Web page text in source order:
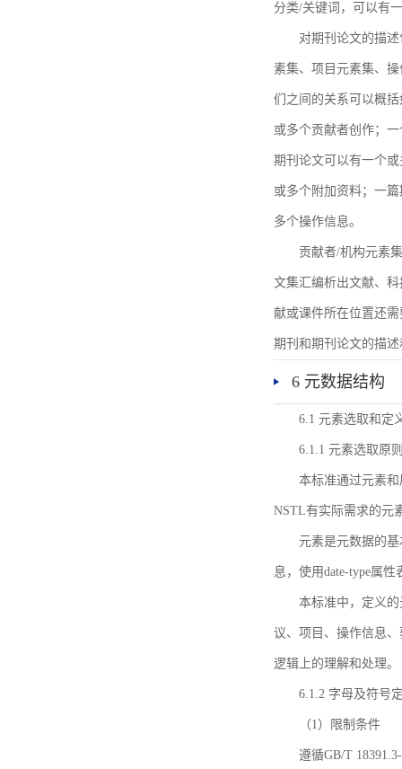
分类/关键词，可以有
对期刊论文的描
素集、项目元素集、
们之间的关系可以概
或多个贡献者创作；
期刊论文可以有一个
或多个附加资料；一
多个操作信息。
贡献者/机构元素
文集汇编析出文献、
献或课件所在位置还
期刊和期刊论文的描
6 元数据结构
6.1 元素选取和定
6.1.1 元素选取原
本标准通过元素
NSTL有实际需求的元
元素是元数据的
息，使用date-type属
本标准中，定义
议、项目、操作信息
逻辑上的理解和处理。
6.1.2 字母及符号
（1）限制条件
遵循GB/T